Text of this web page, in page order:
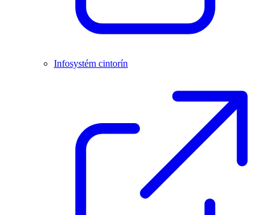
Infosystém cintorín